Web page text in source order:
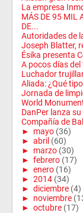
La empresa
MÁS DE 95 MIL
DE...
Autoridades de
Joseph Blatter,
Ésika presenta
A pocos días del
Luchador
Aliada: ¿Qué
Jornada de
World
DanPer lanza su
Compañía de
► mayo (36)
► abril (60)
► marzo (30)
► febrero (17)
► enero (16)
► 2014 (34)
► diciembre (4)
► noviembre
► octubre (17)